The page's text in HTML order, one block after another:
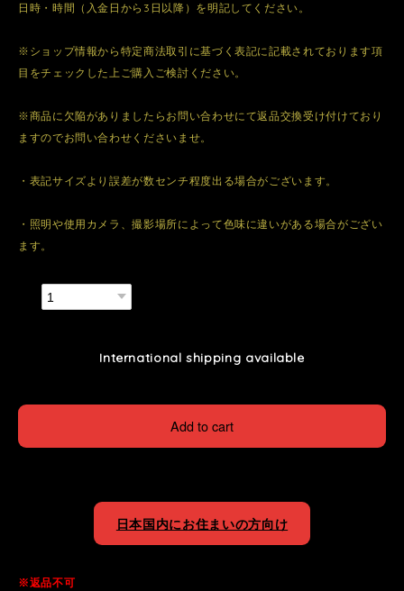
日時・時間（入金日から3日以降）を明記してください。
※ショップ情報から特定商法取引に基づく表記に記載されております項
目をチェックした上ご購入ご検討ください。
※商品に欠陥がありましたらお問い合わせにて返品交換受け付けており
ますのでお問い合わせくださいませ。
・表記サイズより誤差が数センチ程度出る場合がございます。
・照明や使用カメラ、撮影場所によって色味に違いがある場合がござい
ます。
International shipping available
Add to cart
日本国内にお住まいの方向け
※返品不可